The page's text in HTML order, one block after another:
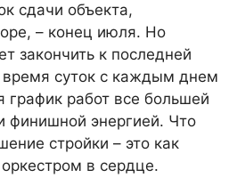
сдачи объекта,
– конец июля. Но
закончить к последней
суток с каждым днем
график работ все большей
финишной энергией. Что
стройки – это как
в сердце.